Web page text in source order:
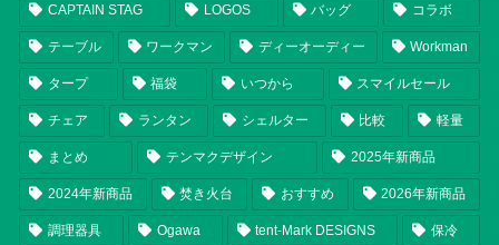
CAPTAIN STAG LOGOS バッグ コラボ
テーブル ワークマン ディーオーディー Workman
タープ 福袋 いつから スマイルセール
チェア ランタン シェルター 比較 軽量
まとめ テンマクデザイン 2025年新商品
2024年新商品 焚き火台 おすすめ 2026年新商品
調理器具 Ogawa tent-Mark DESIGNS 保冷